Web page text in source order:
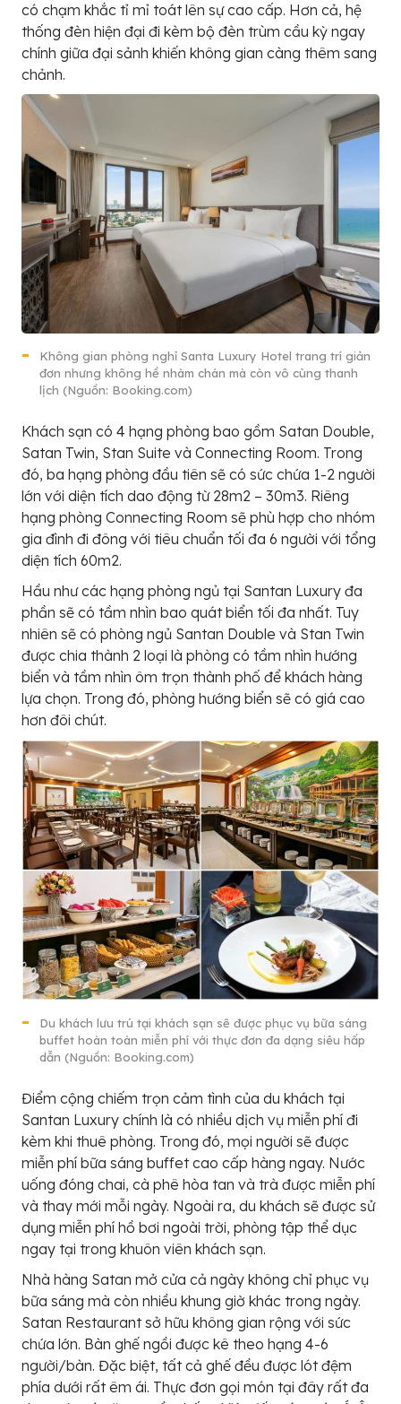
có chạm khắc tỉ mỉ toát lên sự cao cấp. Hơn cả, hệ
thống đèn hiện đại đi kèm bộ đèn trùm cầu kỳ ngay
chính giữa đại sảnh khiến không gian càng thêm sang
chảnh.
Không gian phòng nghỉ Santa Luxury Hotel trang trí giản
đơn nhưng không hề nhàm chán mà còn vô cùng thanh
lịch (Nguồn: Booking.com)
Khách sạn có 4 hạng phòng bao gồm Satan Double,
Satan Twin, Stan Suite và Connecting Room. Trong
đó, ba hạng phòng đầu tiên sẽ có sức chứa 1-2 người
lớn với diện tích dao động từ 28m2 – 30m3. Riêng
hạng phòng Connecting Room sẽ phù hợp cho nhóm
gia đình đi đông với tiêu chuẩn tối đa 6 người với tổng
diện tích 60m2.
Hầu như các hạng phòng ngủ tại Santan Luxury đa
phần sẽ có tầm nhìn bao quát biển tối đa nhất. Tuy
nhiên sẽ có phòng ngủ Santan Double và Stan Twin
được chia thành 2 loại là phòng có tầm nhìn hướng
biển và tầm nhìn ôm trọn thành phố để khách hàng
lựa chọn. Trong đó, phòng hướng biển sẽ có giá cao
hơn đôi chút.
Du khách lưu trú tại khách sạn sẽ được phục vụ bữa sáng
buffet hoàn toàn miễn phí với thực đơn đa dạng siêu hấp
dẫn (Nguồn: Booking.com)
Điểm cộng chiếm trọn cảm tình của du khách tại
Santan Luxury chính là có nhiều dịch vụ miễn phí đi
kèm khi thuê phòng. Trong đó, mọi người sẽ được
miễn phí bữa sáng buffet cao cấp hàng ngay. Nước
uống đóng chai, cà phê hòa tan và trà được miễn phí
và thay mới mỗi ngày. Ngoài ra, du khách sẽ được sử
dụng miễn phí hồ bơi ngoài trời, phòng tập thể dục
ngay tại trong khuôn viên khách sạn.
Nhà hàng Satan mở cửa cả ngày không chỉ phục vụ
bữa sáng mà còn nhiều khung giờ khác trong ngày.
Satan Restaurant sở hữu không gian rộng với sức
chứa lớn. Bàn ghế ngồi được kê theo hạng 4-6
người/bàn. Đặc biệt, tất cả ghế đều được lót đệm
phía dưới rất êm ái. Thực đơn gọi món tại đây rất đa